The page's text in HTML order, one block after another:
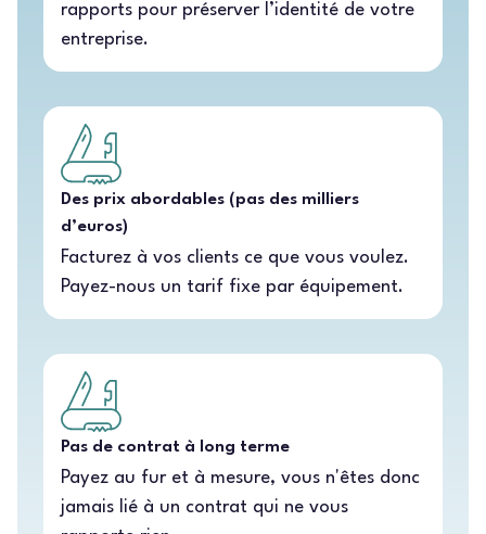
rapports pour préserver l’identité de votre
entreprise.
Des prix abordables (pas des milliers
d’euros)
Facturez à vos clients ce que vous voulez.
Payez-nous un tarif fixe par équipement.
Pas de contrat à long terme
Payez au fur et à mesure, vous n'êtes donc
jamais lié à un contrat qui ne vous